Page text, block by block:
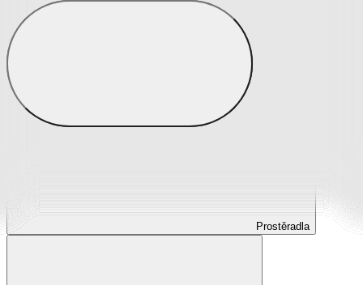
Prostěradla
Prostěradla